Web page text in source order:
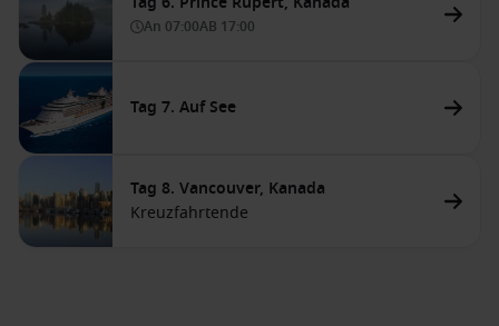
An 07:00AB 17:00
Tag 7. Auf See
Tag 8. Vancouver, Kanada
Kreuzfahrtende